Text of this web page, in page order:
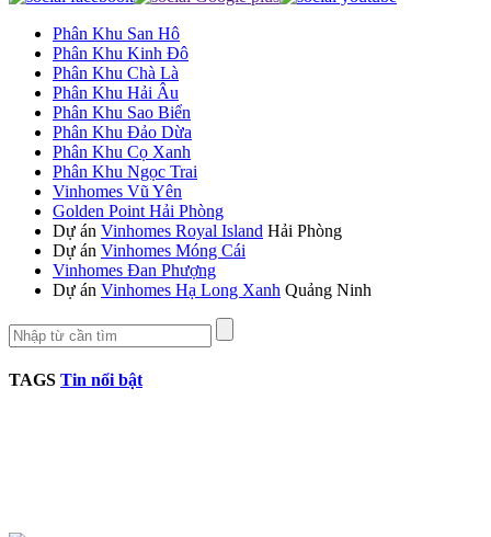
Phân Khu San Hô
Phân Khu Kinh Đô
Phân Khu Chà Là
Phân Khu Hải Âu
Phân Khu Sao Biển
Phân Khu Đảo Dừa
Phân Khu Cọ Xanh
Phân Khu Ngọc Trai
Vinhomes Vũ Yên
Golden Point Hải Phòng
Dự án Vinhomes Royal Island Hải Phòng
Dự án Vinhomes Móng Cái
Vinhomes Đan Phượng
Dự án Vinhomes Hạ Long Xanh Quảng Ninh
TAGS Tin nổi bật